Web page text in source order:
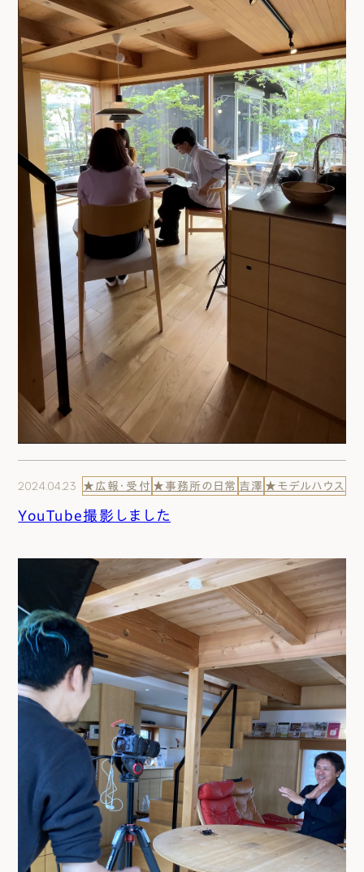
2024.04.23 ★広報・受付 ★事務所の日常 吉澤 ★モデルハウス
YouTube撮影しました